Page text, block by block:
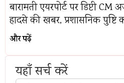
बारामती एयरपोर्ट पर डिप्टी
हादसे की खबर, प्रशासनिक पुष्टि
और पढ़ें
यहाँ सर्च करें